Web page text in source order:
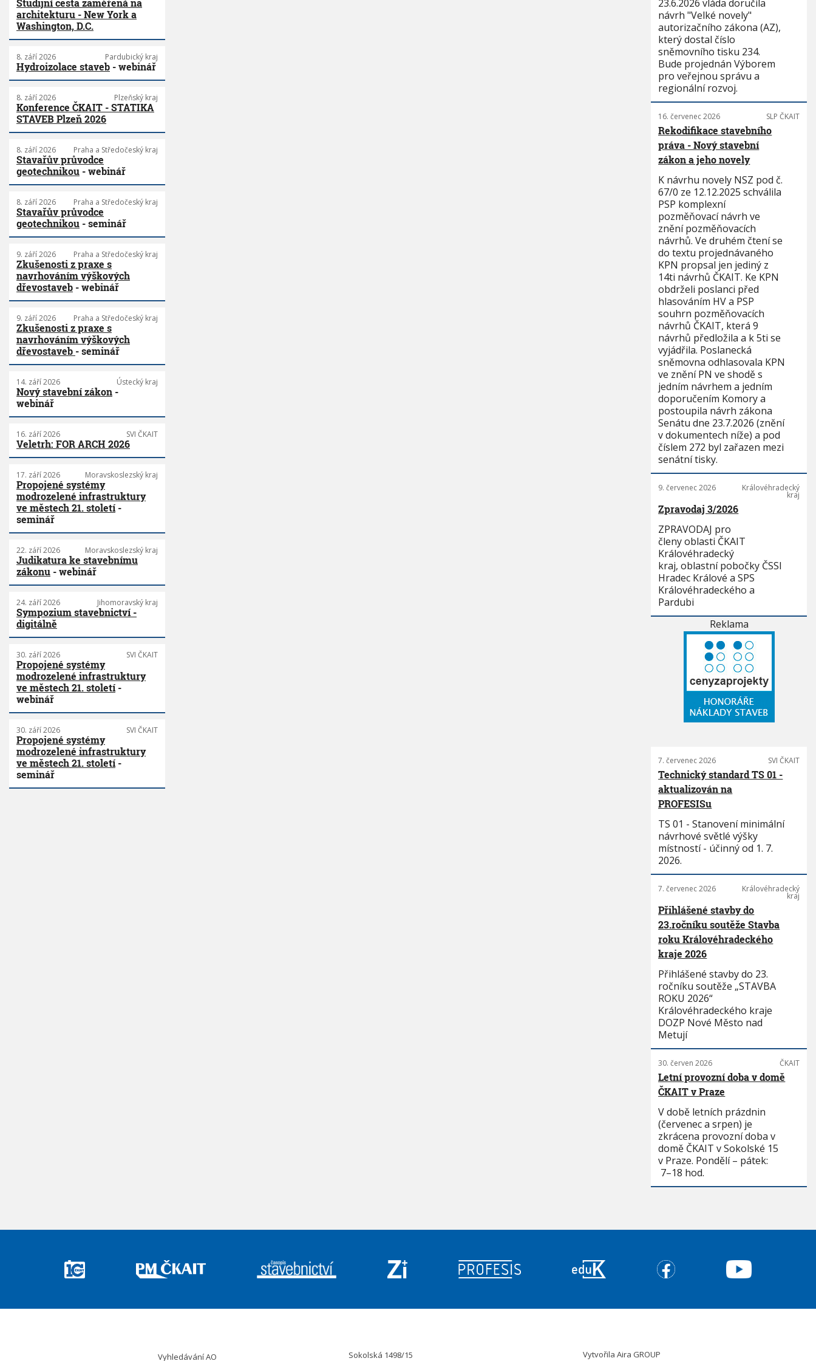
Studijní cesta zaměřená na
architekturu - New York a
Washington, D.C.
8. září 2026 Pardubický kraj
Hydroizolace staveb - webinář
8. září 2026 Plzeňský kraj
Konference ČKAIT - STATIKA
STAVEB Plzeň 2026
8. září 2026 Praha a Středočeský kraj
Stavařův průvodce
geotechnikou - webinář
8. září 2026 Praha a Středočeský kraj
Stavařův průvodce
geotechnikou - seminář
9. září 2026 Praha a Středočeský kraj
Zkušenosti z praxe s
navrhováním výškových
dřevostaveb - webinář
9. září 2026 Praha a Středočeský kraj
Zkušenosti z praxe s
navrhováním výškových
dřevostaveb - seminář
14. září 2026 Ústecký kraj
Nový stavební zákon -
webinář
16. září 2026 SVI ČKAIT
Veletrh: FOR ARCH 2026
17. září 2026 Moravskoslezský kraj
Propojené systémy
modrozelené infrastruktury
ve městech 21. století-
seminář
22. září 2026 Moravskoslezský kraj
Judikatura ke stavebnímu
zákonu - webinář
24. září 2026 Jihomoravský kraj
Sympozium stavebnictví -
digitálně
30. září 2026 SVI ČKAIT
Propojené systémy
modrozelené infrastruktury
ve městech 21. století-
webinář
30. září 2026 SVI ČKAIT
Propojené systémy
modrozelené infrastruktury
ve městech 21. století-
seminář
23.6.2026 vláda doručila
návrh "Velké novely"
autorizačního zákona (AZ),
který dostal číslo
sněmovního tisku 234.
Bude projednán Výborem
pro veřejnou správu a
regionální rozvoj.
16. červenec 2026 SLP ČKAIT
Rekodifikace stavebního
práva - Nový stavební
zákon a jeho novely
K návrhu novely NSZ pod č.
67/0 ze 12.12.2025 schválila
PSP komplexní
pozměňovací návrh ve
znění pozměňovacích
návrhů. Ve druhém čtení se
do textu projednávaného
KPN propsal jen jediný z
14ti návrhů ČKAIT. Ke KPN
obdrželi poslanci před
hlasováním HV a PSP
souhrn pozměňovacích
návrhů ČKAIT, která 9
návrhů předložila a k 5ti se
vyjádřila. Poslanecká
sněmovna odhlasovala KPN
ve znění PN ve shodě s
jedním návrhem a jedním
doporučením Komory a
postoupila návrh zákona
Senátu dne 23.7.2026 (znění
v dokumentech níže) a pod
číslem 272 byl zařazen mezi
senátní tisky.
9. červenec 2026 Královéhradecký
kraj
Zpravodaj 3/2026
ZPRAVODAJ pro
členy oblasti ČKAIT
Královéhradecký
kraj, oblastní pobočky ČSSI
Hradec Králové a SPS
Královéhradeckého a
Pardubi
Reklama
7. červenec 2026 SVI ČKAIT
Technický standard TS 01 -
aktualizován na
PROFESISu
TS 01 - Stanovení minimální
návrhové světlé výšky
místností - účinný od 1. 7.
2026.
7. červenec 2026 Královéhradecký
kraj
Přihlášené stavby do
23.ročníku soutěže Stavba
roku Královéhradeckého
kraje 2026
Přihlášené stavby do 23.
ročníku soutěže „STAVBA
ROKU 2026“
Královéhradeckého kraje
DOZP Nové Město nad
Metují
30. červen 2026 ČKAIT
Letní provozní doba v domě
ČKAIT v Praze
V době letních prázdnin
(červenec a srpen) je
zkrácena provozní doba v
domě ČKAIT v Sokolské 15
v Praze. Pondělí – pátek:
7–18 hod.
Vyhledávání AO Sokolská 1498/15 VytvořilaAira GROUP